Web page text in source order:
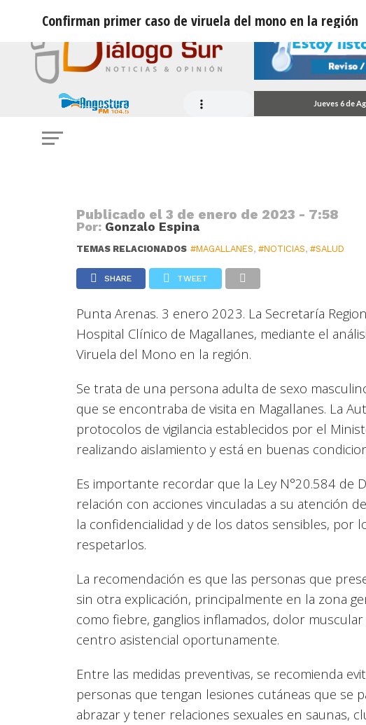
Jueves 6 de
Confirman primer caso de viruela del mono en la región
NOTICIAS
Publicado el3 de enero de 2023 - 7:58
Por: Gonzalo Espina
TEMAS RELACIONADOS #MAGALLANES,#NOTICIAS,#SALUD
SHARE TWEET
Punta Arenas. 3 enero 2023. La Secretaría
Hospital Clínico de Magallanes, mediante el
Viruela del Mono en la región.
Se trata de una persona adulta de sexo
que se encontraba de visita en Magallanes. La
protocolos de vigilancia establecidos por el
realizando aislamiento y está en buenas
Es importante recordar que la Ley N°20.584 de
relación con acciones vinculadas a su atención
la confidencialidad y de los datos sensibles, por
respetarlos.
La recomendación es que las personas que
sin otra explicación, principalmente en la zona
como fiebre, ganglios inflamados, dolor
centro asistencial oportunamente.
Entre las medidas preventivas, se recomienda
personas que tengan lesiones cutáneas que se
abrazar y tener relaciones sexuales en saunas,